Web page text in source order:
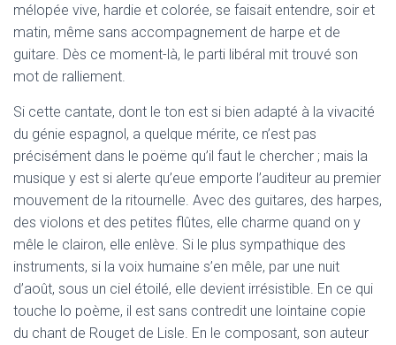
mélopée vive, hardie et colorée, se faisait entendre, soir et
matin, même sans accompagnement de harpe et de
guitare. Dès ce moment-là, le parti libéral mit trouvé son
mot de ralliement.
Si cette cantate, dont le ton est si bien adapté à la vivacité
du génie espagnol, a quelque mérite, ce n’est pas
précisément dans le poëme qu’il faut le chercher ; mais la
musique y est si alerte qu’eue emporte l’auditeur au premier
mouvement de la ritournelle. Avec des guitares, des harpes,
des violons et des petites flûtes, elle charme quand on y
mêle le clairon, elle enlève. Si le plus sympathique des
instruments, si la voix humaine s’en mêle, par une nuit
d’août, sous un ciel étoilé, elle devient irrésistible. En ce qui
touche lo poème, il est sans contredit une lointaine copie
du chant de Rouget de Lisle. En le composant, son auteur